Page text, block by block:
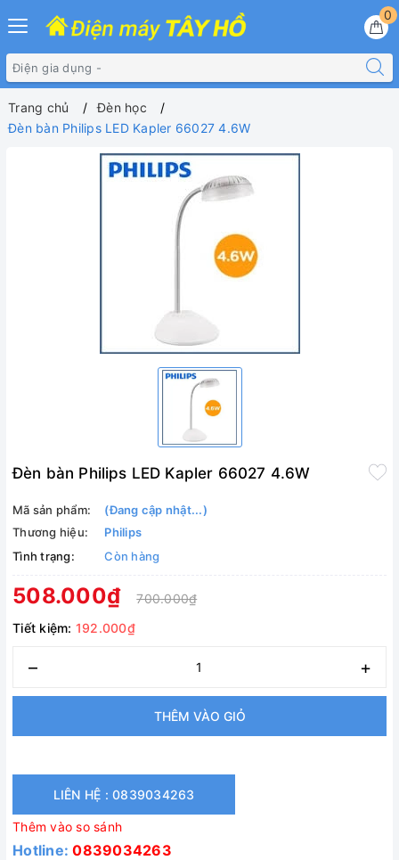
0
Trang chủ
Đèn học
Đèn bàn Philips LED Kapler 66027 4.6W
Đèn bàn Philips LED Kapler 66027 4.6W
Mã sản phẩm:
(Đang cập nhật...)
Thương hiệu:
Philips
Tình trạng:
Còn hàng
508.000₫
700.000₫
Tiết kiệm: 192.000₫
– +
THÊM VÀO GIỎ
LIÊN HỆ : 0839034263
Thêm vào so sánh
Hotline:0839034263